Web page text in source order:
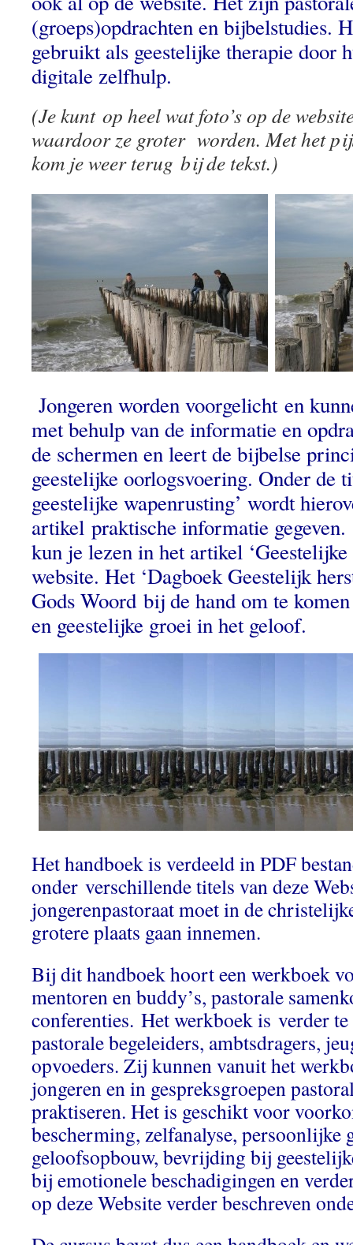
(groeps)opdrachten en bijbelstudies.
gebruikt als geestelijke therapie door
digitale zelfhulp.
(Je kunt op heel wat foto’s op de
waardoor ze groter worden. Met het
kom je weer terug bij de tekst.)
Jongeren worden voorgelicht en
met behulp van de informatie en
de schermen en leert de bijbelse
geestelijke oorlogsvoering. Onder de
geestelijke wapenrusting’ wordt
artikel praktische informatie
kun je lezen in het artikel
website. Het ‘Dagboek Geestelijk
Gods Woord bij de hand om te
en geestelijke groei in het geloof.
Het handboek is verdeeld in PDF
onder verschillende titels van deze
jongerenpastoraat moet in de
grotere plaats gaan innemen.
Bij dit handboek hoort een werkboek
mentoren en buddy’s, pastorale
conferenties. Het werkboek is verder
pastorale begeleiders, ambtsdragers,
opvoeders. Zij kunnen vanuit het
jongeren en in gespreksgroepen
praktiseren. Het is geschikt voor
bescherming, zelfanalyse, persoonlijke
geloofsopbouw, bevrijding bij
bij emotionele beschadigingen en
op deze Website verder beschreven